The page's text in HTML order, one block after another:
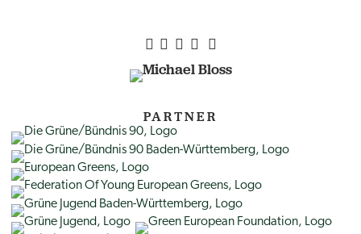
PARTNER